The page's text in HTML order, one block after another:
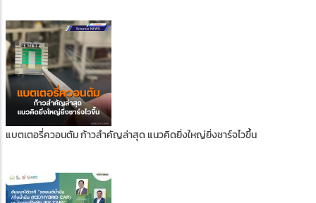
แบตเตอรี่ควอนตัม ก้าวสำคัญล่าสุด แนวคิดยิ่งใหญ่ยิ่งชาร์จไวขึ้น